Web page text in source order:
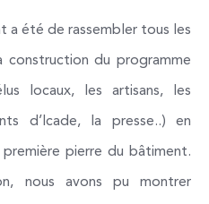
a été de rassembler tous les
construction du programme
locaux, les artisans, les
d’Icade, la presse..) en
pierre du bâtiment.
nous avons pu montrer